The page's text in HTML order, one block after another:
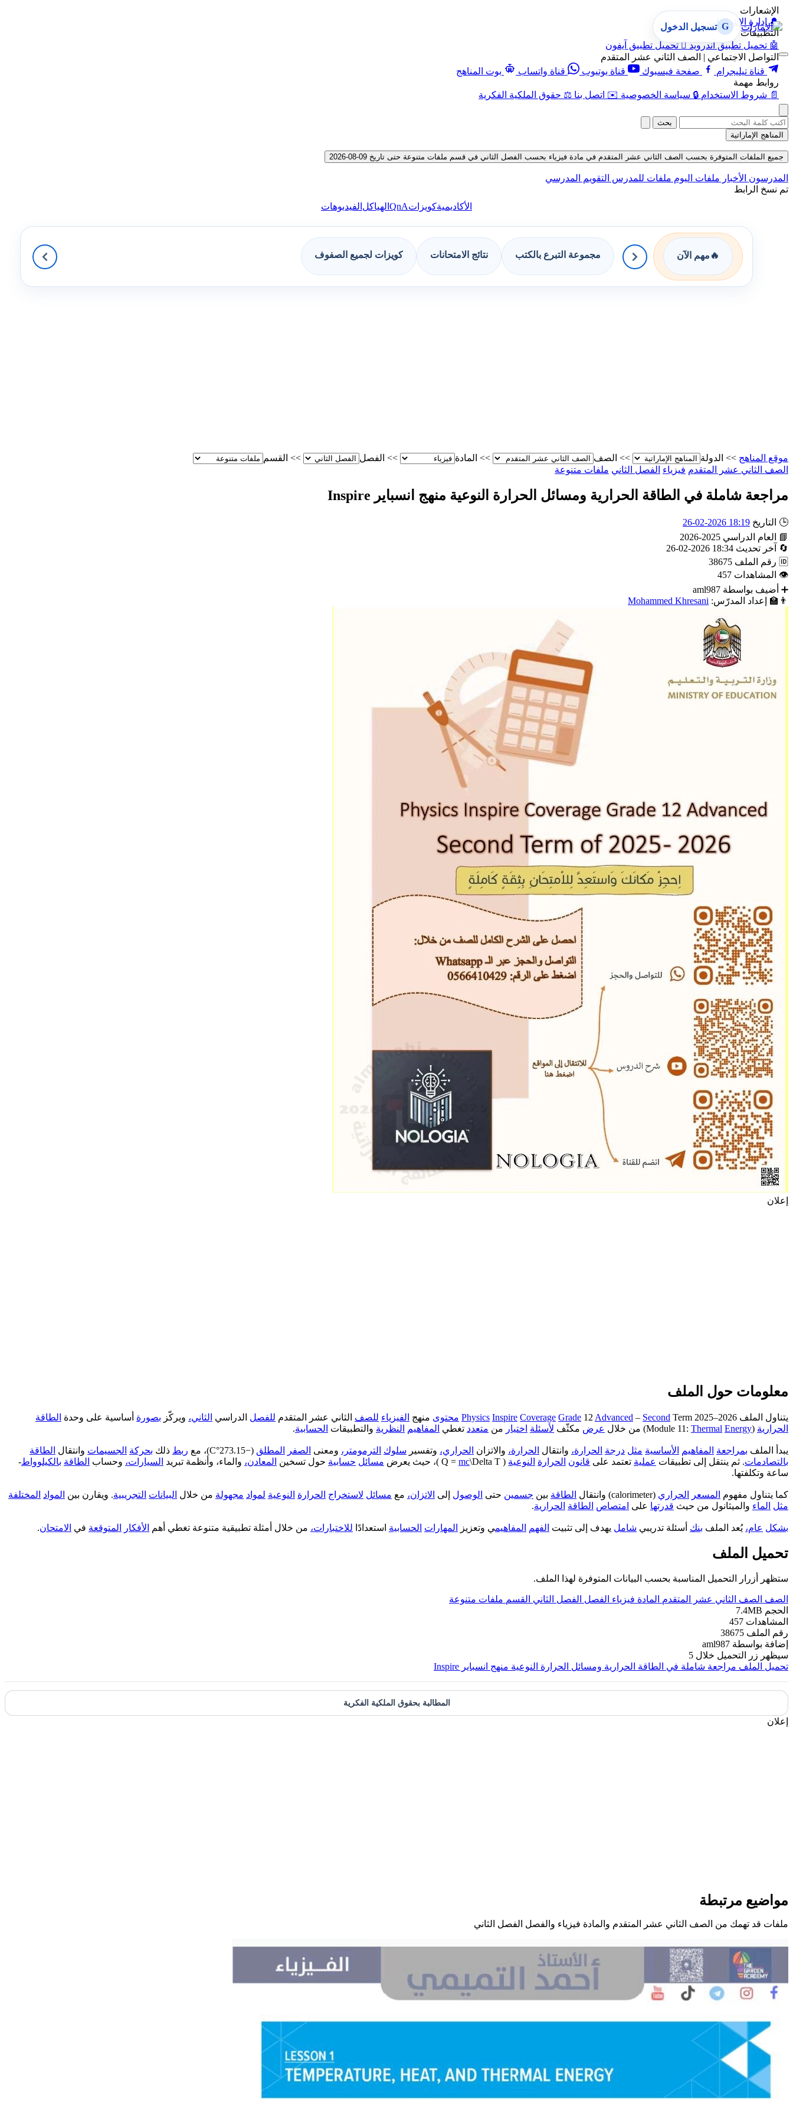
الإشعارات
🔔 إدارة الإشعارات
التطبيقات
🤖 تحميل تطبيق أندرويد  تحميل تطبيق آيفون
التواصل الاجتماعي | الصف الثاني عشر المتقدم
قناة تيليجرام
صفحة فيسبوك قناة يوتيوب قناة واتساب
بوت المناهج
روابط مهمة
📄 شروط الاستخدام 🔒 سياسة الخصوصية ✉️ اتصل بنا ⚖️ حقوق الملكية الفكرية
G تسجيل الدخول
بحث
المناهج الإماراتية
جميع الملفات المتوفرة بحسب الصف الثاني عشر المتقدم في مادة فيزياء بحسب الفصل الثاني في قسم ملفات متنوعة حتى تاريخ 09-08-2026
المدرسون الأخبار ملفات اليوم ملفات للمدرس التقويم المدرسي
تم نسخ الرابط
الأكاديميةكويزاتQnA الهياكل الفيديوهات
🔥 مهم الآن مجموعة التبرع بالكتب نتائج الامتحانات كويزات لجميع الصفوف
موقع المناهج >> الدولة >> الصف >> المادة >> الفصل >> القسم
الصف الثاني عشر المتقدم فيزياء الفصل الثاني ملفات متنوعة
مراجعة شاملة في الطاقة الحرارية ومسائل الحرارة النوعية منهج انسباير Inspire
🕒 التاريخ 18:19 2026-02-26
📘
العام الدراسي 2025-2026
🔄
آخر تحديث 18:34 2026-02-26
🆔 رقم الملف 38675
👁 المشاهدات 457
➕ أضيف بواسطة aml987
👨‍🏫
إعداد المدرّس: Mohammed Khresani
إعلان
معلومات حول الملف
يتناول الملف Physics Inspire Coverage Grade 12 Advanced – Second Term 2025–2026 محتوى منهج الفيزياء للصف الثاني عشر المتقدم للفصل الدراسي الثاني، ويركّز بصورة أساسية على وحدة الطاقة
الحرارية (Module 11:
Thermal Energy ) من خلال عرض مكثّف لأسئلة اختيار من متعدد تغطي المفاهيم النظرية والتطبيقات الحسابية.
يبدأ الملف بمراجعة المفاهيم الأساسية مثل درجة الحرارة، وانتقال الحرارة، والاتزان الحراري، وتفسير سلوك الترمومتر، ومعنى الصفر المطلق (−273.15°C)، مع ربط ذلك بحركة الجسيمات وانتقال الطاقة
بالتصادمات. ثم ينتقل إلى تطبيقات عملية تعتمد على قانون الحرارة النوعية ( Q =
mc\Delta T )، حيث يعرض مسائل حسابية حول تسخين المعادن، والماء، وأنظمة تبريد السيارات، وحساب الطاقة بالكيلوواط-
ساعة وتكلفتها.
كما يتناول مفهوم المسعر الحراري (calorimeter) وانتقال الطاقة بين جسمين حتى الوصول إلى الاتزان، مع مسائل لاستخراج الحرارة النوعية لمواد مجهولة من خلال البيانات التجريبية. ويقارن بين المواد المختلفة
مثل الماء والميثانول من حيث قدرتها على امتصاص الطاقة الحرارية.
بشكل عام، يُعد الملف بنك أسئلة تدريبي شامل يهدف إلى تثبيت الفهم المفاهيمي وتعزيز المهارات الحسابية استعدادًا للاختبارات، من خلال أمثلة تطبيقية متنوعة تغطي أهم الأفكار المتوقعة في الامتحان.
تحميل الملف
ستظهر أزرار التحميل المناسبة بحسب البيانات المتوفرة لهذا الملف.
الصف الصف الثاني عشر المتقدم المادة فيزياء الفصل الفصل الثاني القسم ملفات متنوعة
الحجم 7.4MB
المشاهدات 457
رقم الملف 38675
إضافة بواسطة aml987
سيظهر زر التحميل خلال 5
تحميل الملف مراجعة شاملة في الطاقة الحرارية ومسائل الحرارة النوعية منهج انسباير Inspire
المطالبة بحقوق الملكية الفكرية
إعلان
مواضيع مرتبطة
ملفات قد تهمك من الصف الثاني عشر المتقدم والمادة فيزياء والفصل الفصل الثاني